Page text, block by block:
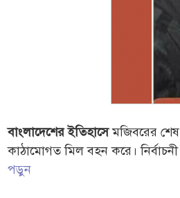
বাংলাদেশের ইতিহাসেমজিবরের শেষ
কাঠামোগত মিল বহন করে।
পড়ুন